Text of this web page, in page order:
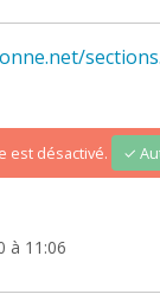
est désactivé. ✓
à 11:06